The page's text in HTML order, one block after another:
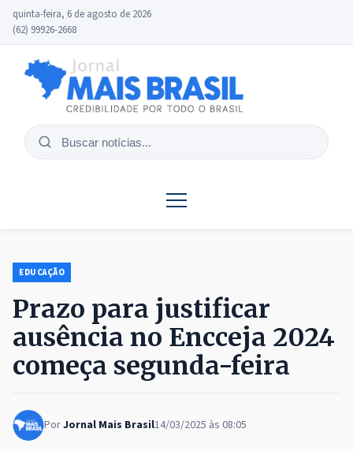
quinta-feira, 6 de agosto de 2026
(62) 99926-2668
Buscar
EDUCAÇÃO
Prazo para justificar
ausência no Encceja 2024
começa segunda-feira
PorJornal Mais Brasil14/03/2025 às 08:05